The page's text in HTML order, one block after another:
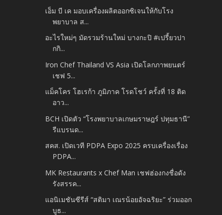
เอ็ม บี เค มอบเครื่องผลิตออกซิเจนให้กับโรง
พยาบาล ส...
อะไรใหม่ๆ มัดรวมร้านใหม่ บางกะปิ #เปรี้ยวปา
กกิ...
Iron Chef Thailand VS Asia เปิดโลกภาพยนตร์
เชฟ 5...
แม็คโคร โฮเรก้า ภูมิภาค โรดโชว์ ครั้งที่ 18 ติด
อาว...
BCH เปิดตัว “โรงพยาบาลเกษมราษฎร์ ปทุมธานี”
รีแบรนด...
สคส. เปิดเวที PDPA Expo 2025 ครบเครื่องเรื่อง
PDPA...
MK Restaurants x Chef Man เชฟฮ่องกงชื่อดัง
รังสรรค...
แอนิเมชันซีรีส์ “สติมา เณรน้อยอัจฉริยะ” ร่วมออก
บูธ...